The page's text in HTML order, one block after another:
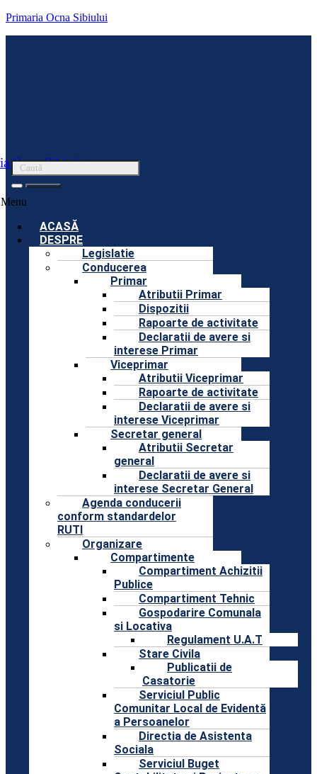
Primaria Ocna Sibiului
Ocna Sibiului
Menu
ACASĂ
DESPRE
Legislatie
Conducerea
Primar
Atributii Primar
Dispozitii
Rapoarte de activitate
Declaratii de avere si
interese Primar
Viceprimar
Atributii Viceprimar
Rapoarte de activitate
Declaratii de avere si
interese Viceprimar
Secretar general
Atributii Secretar
general
Declaratii de avere si
interese Secretar General
Agenda conducerii
conform standardelor
RUTI
Organizare
Compartimente
Compartiment Achizitii
Publice
Compartiment Tehnic
Gospodarire Comunala
si Locativa
Regulament U.A.T
Stare Civila
Publicatii de
Casatorie
Serviciul Public
Comunitar Local de Evidentă
a Persoanelor
Directia de Asistenta
Sociala
Serviciul Buget